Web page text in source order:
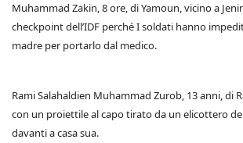
Muhammad Zakin, 8 ore, di Yamoun, vicino a
checkpoint dell’IDF perché I soldati hanno
madre per portarlo dal medico.
Rami Salahaldien Muhammad Zurob, 13 anni, di
con un proiettile al capo tirato da un elicottero
davanti a casa sua.